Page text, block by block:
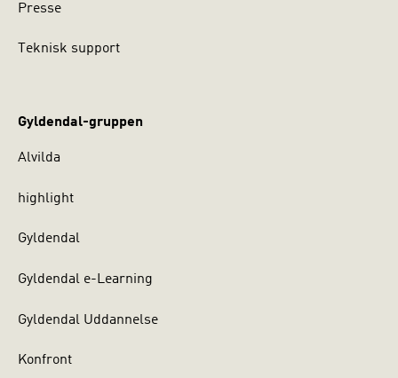
Presse
Teknisk support
Gyldendal-gruppen
Alvilda
highlight
Gyldendal
Gyldendal e-Learning
Gyldendal Uddannelse
Konfront